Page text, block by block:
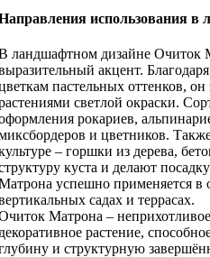
использования в
ландшафтном дизайне Очиток
акцент.
пастельных оттенков, он
светлой окраски.
рокариев,
и цветников.
– горшки из дерева,
куста и делают
успешно применяется в
садах и террасах.
Матрона –
растение,
и структурную